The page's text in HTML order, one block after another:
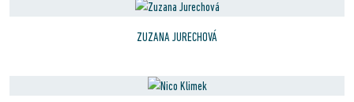
ZUZANA JURECHOVÁ